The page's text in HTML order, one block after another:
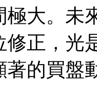
極大。未
修正，光
的買盤